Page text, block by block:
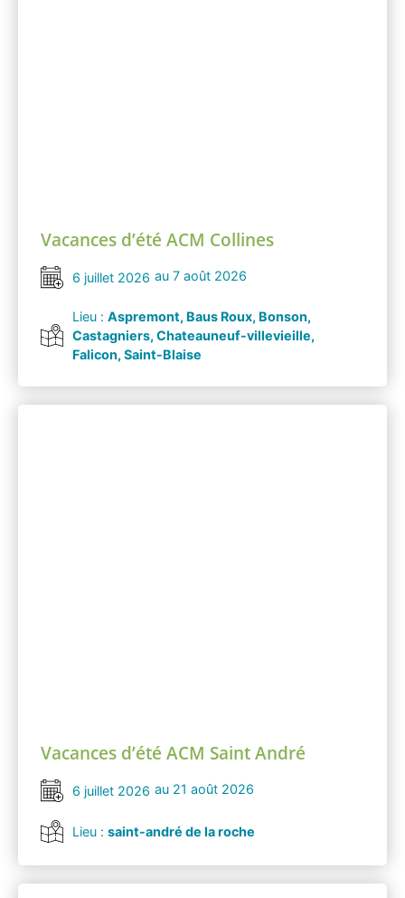
Vacances d’été ACM Collines
6 juillet 2026 au 7 août 2026
Lieu : Aspremont, Baus Roux, Bonson,
Castagniers, Chateauneuf-villevieille,
Falicon, Saint-Blaise
Vacances d’été ACM Saint André
6 juillet 2026 au 21 août 2026
Lieu : saint-andré de la roche